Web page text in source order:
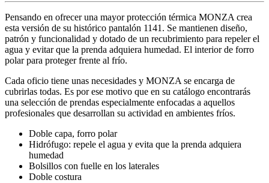
Pensando en ofrecer una mayor protección térmica MONZA crea
esta versión de su histórico pantalón 1141. Se mantienen diseño,
patrón y funcionalidad y dotado de un recubrimiento para repeler el
agua y evitar que la prenda adquiera humedad. El interior de forro
polar para proteger frente al frío.
Cada oficio tiene unas necesidades y MONZA se encarga de
cubrirlas todas. Es por ese motivo que en su catálogo encontrarás
una selección de prendas especialmente enfocadas a aquellos
profesionales que desarrollan su actividad en ambientes fríos.
Doble capa, forro polar
Hidrófugo: repele el agua y evita que la prenda adquiera
humedad
Bolsillos con fuelle en los laterales
Doble costura